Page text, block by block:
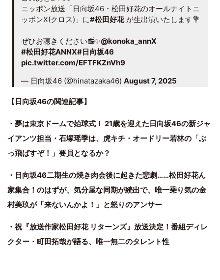
ニッポン放送「日向坂46・松田好花のオールナイトニ
ッポンX(クロス)」に#松田好花が生出演いたします💐
ぜひお聴きください📻✨@konoka_annX
#松田好花ANNX#日向坂46
pic.twitter.com/EFTFKZnVh9
— 日向坂46 (@hinatazaka46) August 7, 2025
【日向坂46の関連記事】
・夢は東京ドームで始球式！ 21歳を迎えた日向坂46の新ジャ
イアンツ担当・石塚瑶季は、虎キチ・オードリー若林の「ぶ
っ飛ばすぞ！」要員となるか？
・日向坂46二期生の焼き肉会後に起きた悲劇……松田好花ん
家集合！のはずが、気分屋な同期が続出で、唯一乗り気の金
村美玖が「来ないんかよ！」と怒りのアンサー
・祝『放送作家松田好花 リターンズ』放送決定！番組ディレ
クター・町田拓哉が語る、唯一無二のタレント性